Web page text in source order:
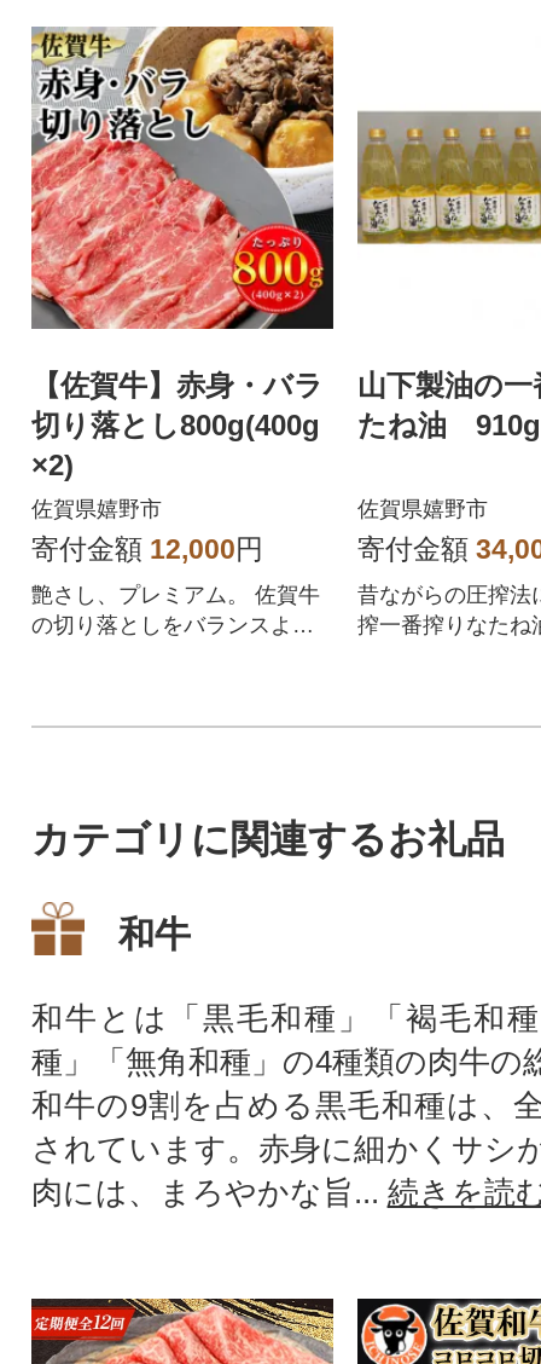
【佐賀牛】赤身・バラ
切り落とし800g(400g
×2)
佐賀県嬉野市
寄付金額 12,000円
艶さし、プレミアム。 佐賀牛
の切り落としをバランスよく
山下製油の
たね油
佐賀県嬉野市
寄付金額
昔ながらの圧搾法
搾一番搾りなたね
カテゴリに関連するお礼品
和牛
和牛とは「黒毛和種」「褐毛和
種」「無角和種」の4種類の肉牛の
和牛の9割を占める黒毛和種は、
されています。赤身に細かくサシ
肉には、まろやかな旨... 続きを読